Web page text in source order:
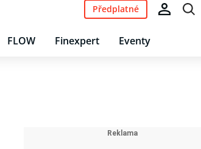
FLOW Finexpert Eventy
Předplatné